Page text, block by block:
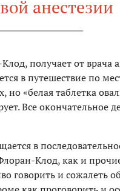
анестезии
получает от врача
в путешествие по
но «белая таблетка
Все окончательное
в
Клод, как и
говорить и сожалеть